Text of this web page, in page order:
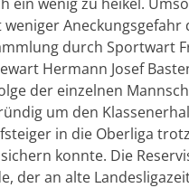
Aneckungsgefahr
durch Sportwart
Hermann Josef
der einzelnen
um den
in die Oberliga
konnte. Die
der an alte